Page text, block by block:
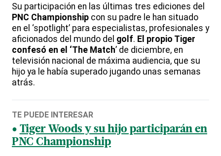
Su participación en las últimas tres ediciones del
PNC Championship con su padre le han situado
en el ‘spotlight’ para especialistas, profesionales y
aficionados del mundo del golf. El propio Tiger
confesó en el ‘The Match’ de diciembre, en
televisión nacional de máxima audiencia, que su
hijo ya le había superado jugando unas semanas
atrás.
TE PUEDE INTERESAR
Tiger Woods y su hijo participarán en
PNC Championship